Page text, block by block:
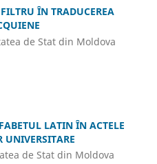
ÎN TRADUCEREA
de Stat din Moldova
LATIN ÎN ACTELE
UNIVERSITARE
de Stat din Moldova